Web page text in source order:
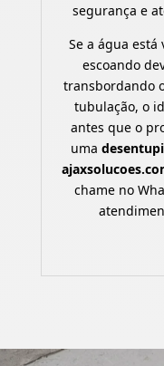
segurança e
Se a água
escoando
transbordando
tubulação, o
antes que o
uma
chame no